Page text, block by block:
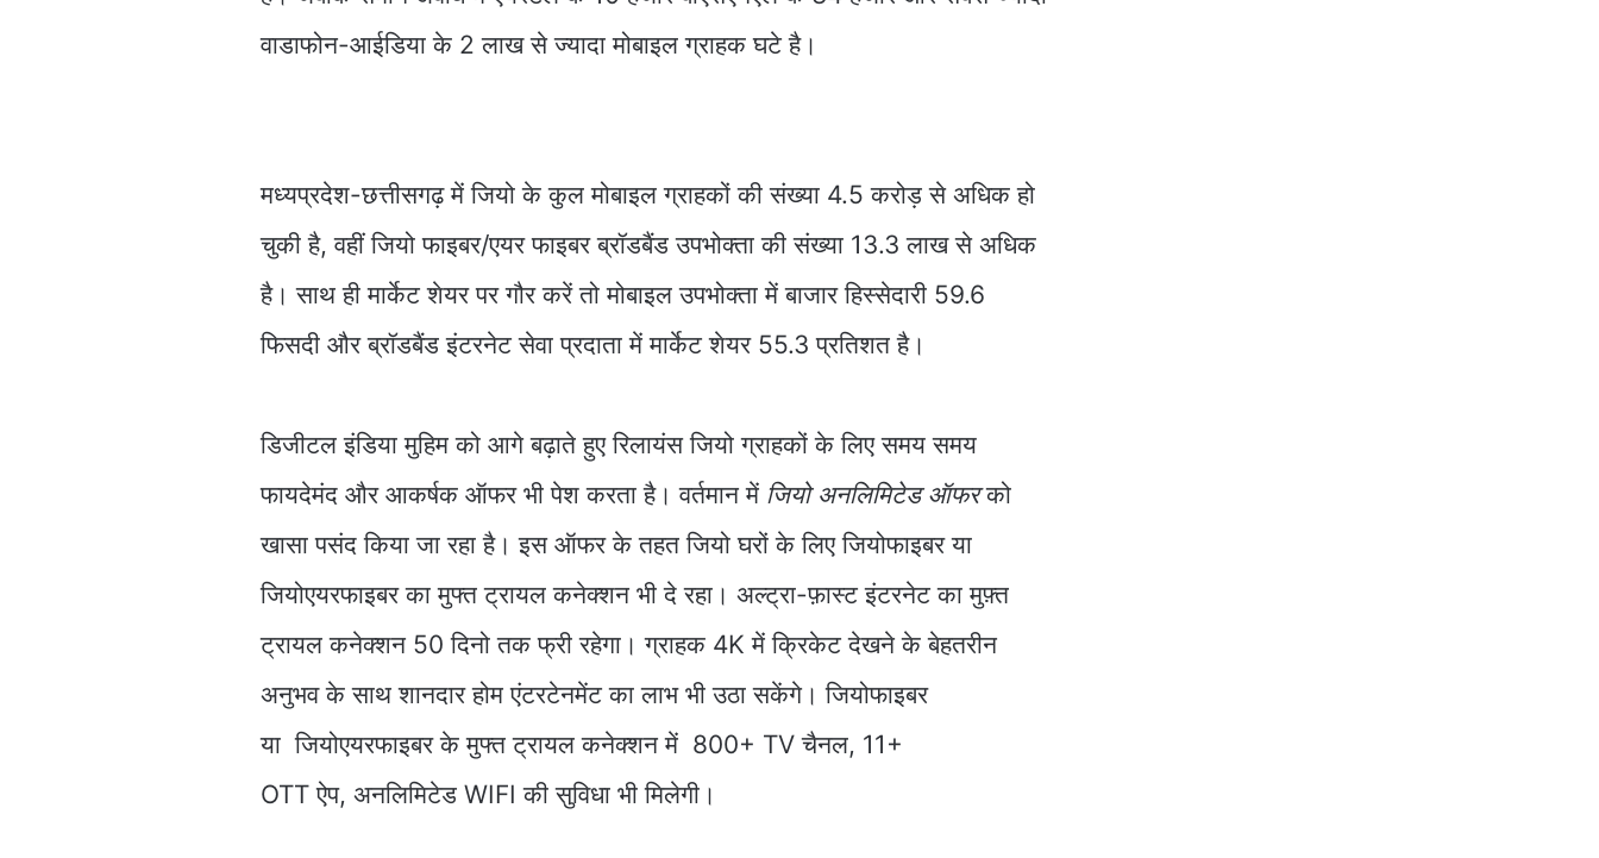
वाडाफोन-आईडिया के 2 लाख से ज्यादा मोबाइल ग्राहक घटे है।
मध्यप्रदेश-छत्तीसगढ़ में जियो के कुल मोबाइल ग्राहकों की संख्या 4.5 करोड़ से अधिक हो
चुकी है, वहीं जियो फाइबर/एयर फाइबर ब्रॉडबैंड उपभोक्ता की संख्या 13.3 लाख से अधिक
है। साथ ही मार्केट शेयर पर गौर करें तो मोबाइल उपभोक्ता में बाजार हिस्सेदारी 59.6
फिसदी और ब्रॉडबैंड इंटरनेट सेवा प्रदाता में मार्केट शेयर 55.3 प्रतिशत है।
डिजीटल इंडिया मुहिम को आगे बढ़ाते हुए रिलायंस जियो ग्राहकों के लिए समय समय
फायदेमंद और आकर्षक ऑफर भी पेश करता है। वर्तमान में जियो अनलिमिटेड ऑफरको
खासा पसंद किया जा रहा है। इस ऑफर के तहत जियो घरों के लिए जियोफाइबर या
जियोएयरफाइबर का मुफ्त ट्रायल कनेक्शन भी दे रहा। अल्ट्रा-फ़ास्ट इंटरनेट का मुफ़्त
ट्रायल कनेक्शन 50 दिनो तक फ्री रहेगा। ग्राहक 4K में क्रिकेट देखने के बेहतरीन
अनुभव के साथ शानदार होम एंटरटेनमेंट का लाभ भी उठा सकेंगे। जियोफाइबर
या जियोएयरफाइबर के मुफ्त ट्रायल कनेक्शन में 800+ TV चैनल, 11+
OTT ऐप, अनलिमिटेड WIFI की सुविधा भी मिलेगी।